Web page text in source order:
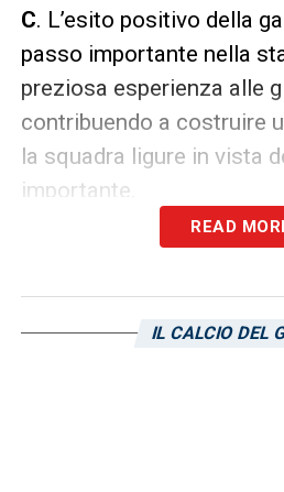
C. L’esito positivo della
passo importante nella
preziosa esperienza alle
contribuendo a costruire
la squadra ligure in vista
importante.
READ
IL CALCIO DEL